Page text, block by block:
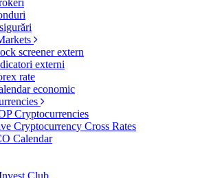
screener extern
externi
rate
economic
Cryptocurrencies
Cryptocurrency Cross Rates
Calendar
Club